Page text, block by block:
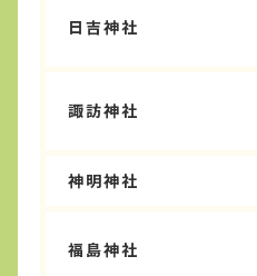
日吉神社
諏訪神社
神明神社
福島神社